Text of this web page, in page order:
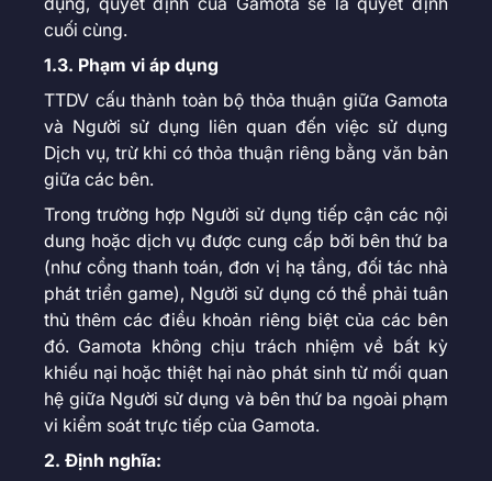
cuối cùng.
1.3. Phạm vi áp dụng
TTDV cấu thành toàn bộ thỏa thuận giữa Gamota
và Người sử dụng liên quan đến việc sử dụng
Dịch vụ, trừ khi có thỏa thuận riêng bằng văn bản
giữa các bên.
Trong trường hợp Người sử dụng tiếp cận các nội
dung hoặc dịch vụ được cung cấp bởi bên thứ ba
(như cổng thanh toán, đơn vị hạ tầng, đối tác nhà
phát triển game), Người sử dụng có thể phải tuân
thủ thêm các điều khoản riêng biệt của các bên
đó. Gamota không chịu trách nhiệm về bất kỳ
khiếu nại hoặc thiệt hại nào phát sinh từ mối quan
hệ giữa Người sử dụng và bên thứ ba ngoài phạm
vi kiểm soát trực tiếp của Gamota.
2. Định nghĩa: